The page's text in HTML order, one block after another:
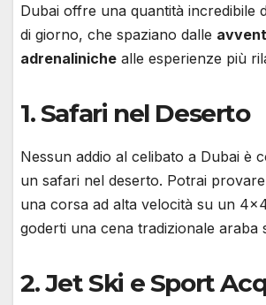
Dubai offre una quantità incredibile
di giorno, che spaziano dalle
adrenaliniche alle esperienze più
1.Safari nel Deserto
Nessun addio al celibato a Dubai è
un safari nel deserto. Potrai
una corsa ad alta velocità su un
goderti una cena tradizionale araba
2.Jet Ski e Sport